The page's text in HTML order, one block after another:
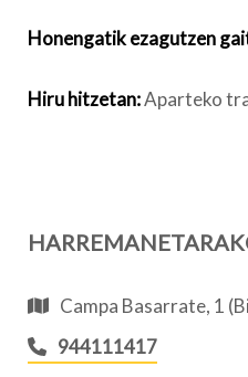
Honengatik ezagutzen
Hiru hitzetan:Aparteko
Campa Basarrate, 1
944111417